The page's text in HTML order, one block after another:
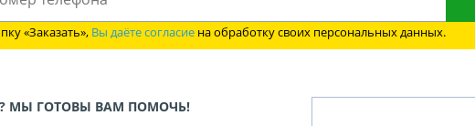
«Заказать», Вы даёте согласие на обработку своих персональных данных.
МЫ ГОТОВЫ ВАМ ПОМОЧЬ!